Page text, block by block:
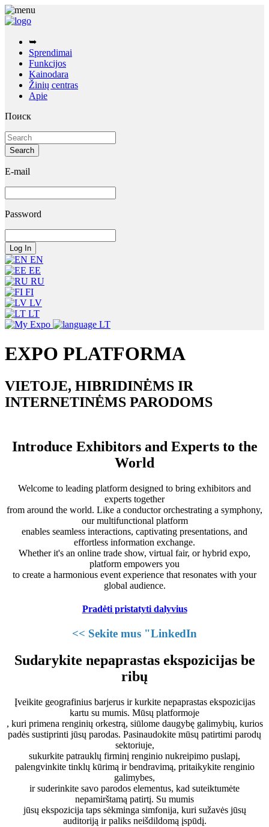
➥
Sprendimai
Funkcijos
Kainodara
Žinių centras
Apie
Поиск
E-mail
Password
EN
EE
RU
FI
LV
LT
LT
EXPO PLATFORMA
VIETOJE, HIBRIDINĖMS IR
INTERNETINĖMS PARODOMS
Introduce Exhibitors and Experts to the
World
Welcome to leading platform designed to bring exhibitors and
experts together
from around the world. Like a conductor orchestrating a symphony,
our multifunctional platform
enables seamless interactions, captivating presentations, and
effortless information exchange.
Whether it's an online trade show, virtual fair, or hybrid expo,
platform empowers you
to create a harmonious event experience that resonates with your
global audience.
Pradėti pristatyti dalyvius
<< Sekite mus "LinkedIn
Sudarykite nepaprastas ekspozicijas be
ribų
Įveikite geografinius barjerus ir kurkite nepaprastas ekspozicijas
kartu su mumis. Mūsų platformoje
, kuri primena renginių orkestrą, siūlome daugybę galimybių, kurios
padės sustiprinti jūsų parodas. Pasinaudokite mūsų patirtimi parodų
sektoriuje,
sukurkite patrauklų firminį renginio nukreipimo puslapį,
palengvinkite tinklų kūrimą ir bendravimą, pritaikykite renginio
galimybes,
ir suderinkite savo parodos elementus, kad suteiktumėte
nepamirštamą patirtį. Su mumis
jūsų ekspozicija taps sėkminga simfonija, kuri sužavės jūsų
auditoriją ir paliks neišdildomą įspūdį.